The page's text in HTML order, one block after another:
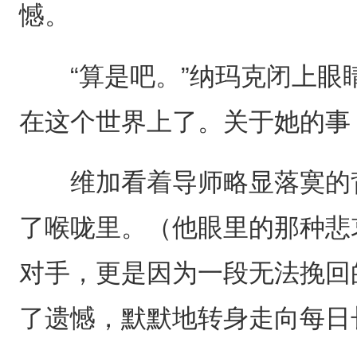
憾。
“算是吧。”纳玛克闭上眼
在这个世界上了。关于她的
维加看着导师略显落寞的
了喉咙里。（他眼里的那种
对手，更是因为一段无法挽
了遗憾，默默地转身走向每